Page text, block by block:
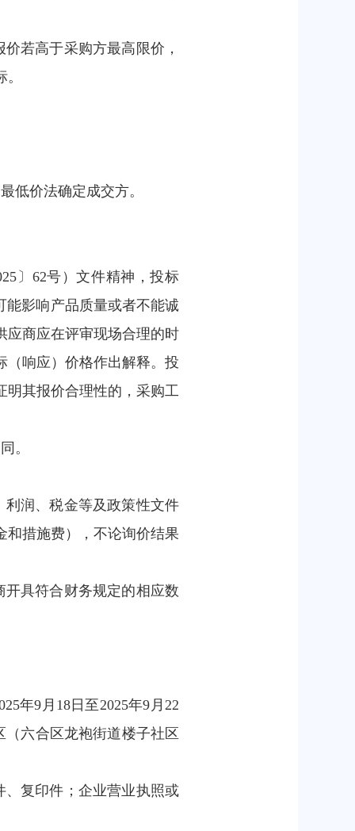
若高于采购方最高限价，
低价法确定成交方。
〕62号）文件精神，投标
能影响产品质量或者不能诚
应商应在评审现场合理的时
（响应）价格作出解释。投
明其报价合理性的，采购工
。
润、税金等及政策性文件
和措施费），不论询价结果
具符合财务规定的相应数
年9月18日至2025年9月22
（六合区龙袍街道楼子社区
复印件；企业营业执照或